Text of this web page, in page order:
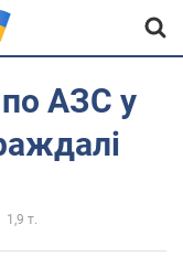
АЗС у
1,9 т.